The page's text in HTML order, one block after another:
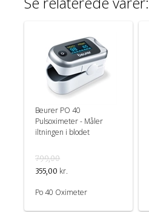
Beurer PO 40
Pulsoximeter - Måler
iltningen i blodet
799,00
355,00 kr.
Po 40 Oximeter